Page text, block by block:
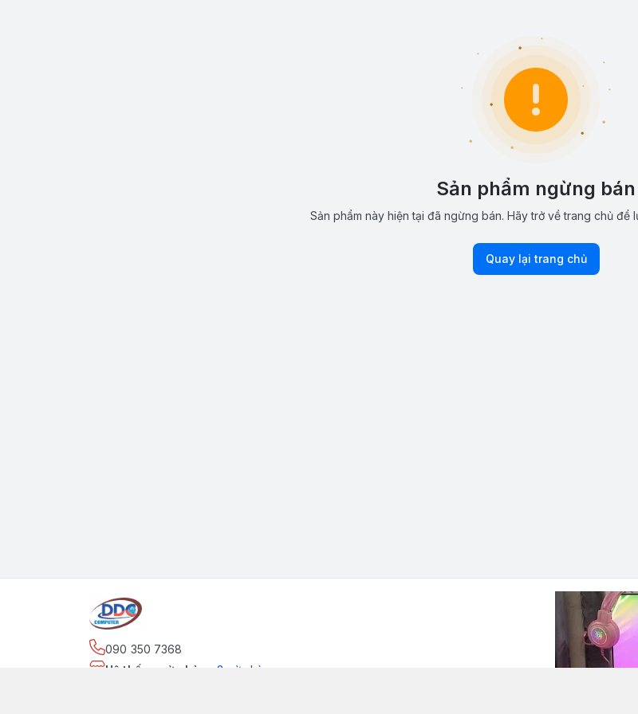
Sản phẩm ngừng bán
Sản phẩm này hiện tại đã ngừng bán. Hãy trở về trang chủ để
Quay lại trang chủ
090 350 7368
Hệ thống cửa hàng
:2
cửa hàng